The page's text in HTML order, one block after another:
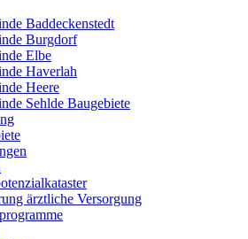
Baddeckenstedt
Burgdorf
Elbe
Haverlah
Heere
Sehlde Baugebiete
ärztliche Versorgung